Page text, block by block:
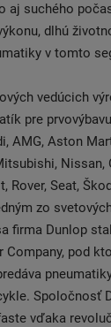
aj suchého
dlhú
v tomto
vedúcich
pre
AMG, Aston
Nissan,
Rover, Seat,
zo
firma Dunlop
Company, pod
Spoločnosť
vďaka